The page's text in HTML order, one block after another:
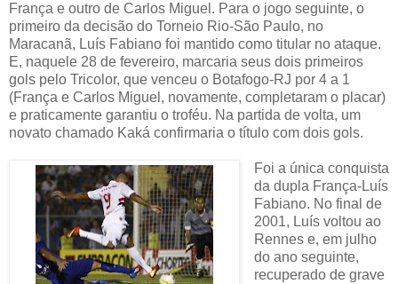
França e outro de Carlos Miguel. Para o jogo seguinte, o
primeiro da decisão do Torneio Rio-São Paulo, no
Maracanã, Luís Fabiano foi mantido como titular no ataque.
E, naquele 28 de fevereiro, marcaria seus dois primeiros
gols pelo Tricolor, que venceu o Botafogo-RJ por 4 a 1
(França e Carlos Miguel, novamente, completaram o placar)
e praticamente garantiu o troféu. Na partida de volta, um
novato chamado Kaká confirmaria o título com dois gols.
Foi a única conquista
da dupla França-Luís
Fabiano. No final de
2001, Luís voltou ao
Rennes e, em julho
do ano seguinte,
recuperado de grave